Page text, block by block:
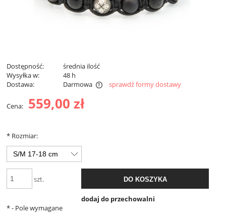
Dostępność:
średnia ilość
Wysyłka w:
48 h
Dostawa:
Darmowa
sprawdź formy dostawy
Cena: 559,00 zł
* Rozmiar:
szt. DO KOSZYKA
dodaj do przechowalni
*- Pole wymagane